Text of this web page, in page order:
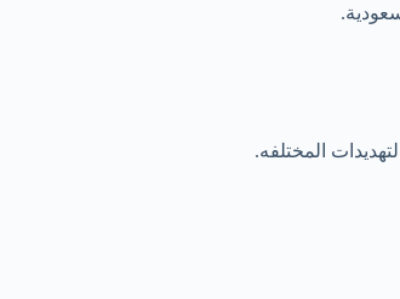
المختلفه.